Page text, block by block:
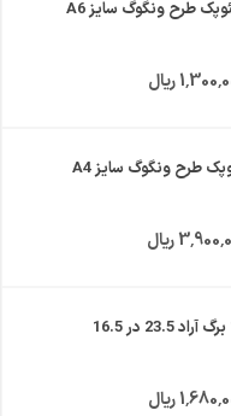
ریال
ریال
ریال